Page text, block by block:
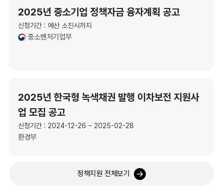
2025년 중소기업 정책자금 융자계획 공고
신청기간 : 예산 소진시까지
중소벤처기업부
2025년 한국형 녹색채권 발행 이차보전 지원사
업 모집 공고
신청기간 : 2024-12-26 ~ 2025-02-28
환경부
정책지원 전체보기